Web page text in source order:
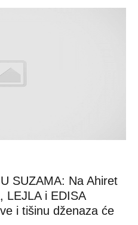
SUZAMA: Na Ahiret
LEJLA i EDISA
i tišinu dženaza će